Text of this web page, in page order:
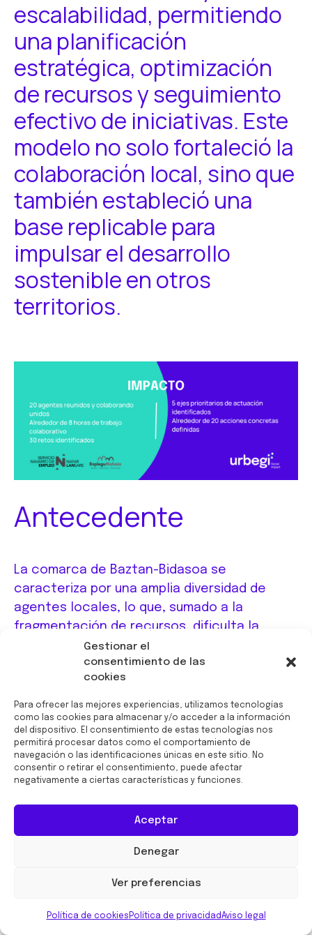
Gestionar el
consentimiento de las
cookies
Para ofrecer las mejores experiencias, utilizamos tecnologías
como las cookies para almacenar y/o acceder a la información
del dispositivo. El consentimiento de estas tecnologías nos
permitirá procesar datos como el comportamiento de
navegación o las identificaciones únicas en este sitio. No
consentir o retirar el consentimiento, puede afectar
negativamente a ciertas características y funciones.
Aceptar
Denegar
Ver preferencias
Política de cookies Política de privacidadAviso legal
escalabilidad, permitiendo
una planificación
estratégica, optimización
de recursos y seguimiento
efectivo de iniciativas. Este
modelo no solo fortaleció la
colaboración local, sino que
también estableció una
base replicable para
impulsar el desarrollo
sostenible en otros
territorios.
Antecedente
La comarca de Baztan-Bidasoa se
caracteriza por una amplia diversidad de
agentes locales, lo que, sumado a la
fragmentación de recursos, dificulta la
coordinación efectiva en la gestión de
proyectos de impacto. Esta realidad ha
generado la necesidad de establecer
mecanismos que permitan optimizar la
planificación, mejorar la distribución de
responsabilidades y garantizar un
seguimiento adecuado de las iniciativas
impulsadas en el territorio.